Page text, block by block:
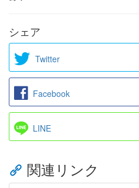
シェア
Twitter
Facebook
LINE
関連リンク